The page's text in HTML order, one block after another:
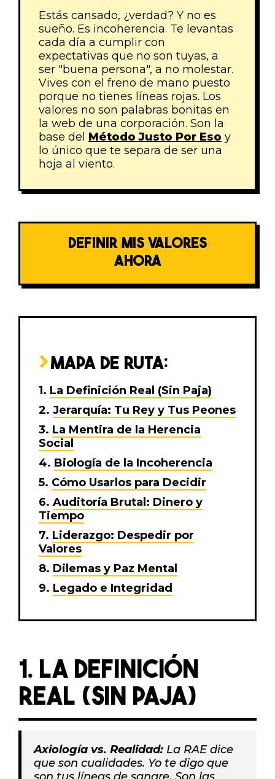
Estás cansado, ¿verdad? Y no es
sueño. Es incoherencia. Te levantas
cada día a cumplir con
expectativas que no son tuyas, a
ser "buena persona", a no molestar.
Vives con el freno de mano puesto
porque no tienes líneas rojas. Los
valores no son palabras bonitas en
la web de una corporación. Son la
base del Método Justo Por Eso y
lo único que te separa de ser una
hoja al viento.
DEFINIR MIS VALORES
AHORA
MAPA DE RUTA:
La Definición Real (Sin Paja)
Jerarquía: Tu Rey y Tus Peones
La Mentira de la Herencia
Social
Biología de la Incoherencia
Cómo Usarlos para Decidir
Auditoría Brutal: Dinero y
Tiempo
Liderazgo: Despedir por
Valores
Dilemas y Paz Mental
Legado e Integridad
1. LA DEFINICIÓN
REAL (SIN PAJA)
Axiología vs. Realidad: La RAE dice
que son cualidades. Yo te digo que